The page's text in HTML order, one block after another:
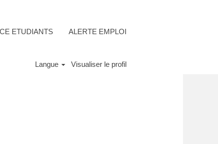
ETUDIANTS ALERTE EMPLOI
Langue Visualiser le profil